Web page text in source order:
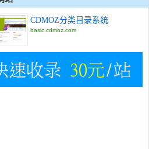
CDMOZ分类目录系统
basic.cdmoz.com